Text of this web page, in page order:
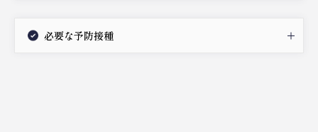
必要な予防接種